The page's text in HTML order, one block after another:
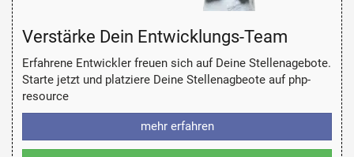
Verstärke Dein Entwicklungs-Team
Erfahrene Entwickler freuen sich auf Deine Stellenagebote.
Starte jetzt und platziere Deine Stellenagbeote auf php-
resource
mehr erfahren